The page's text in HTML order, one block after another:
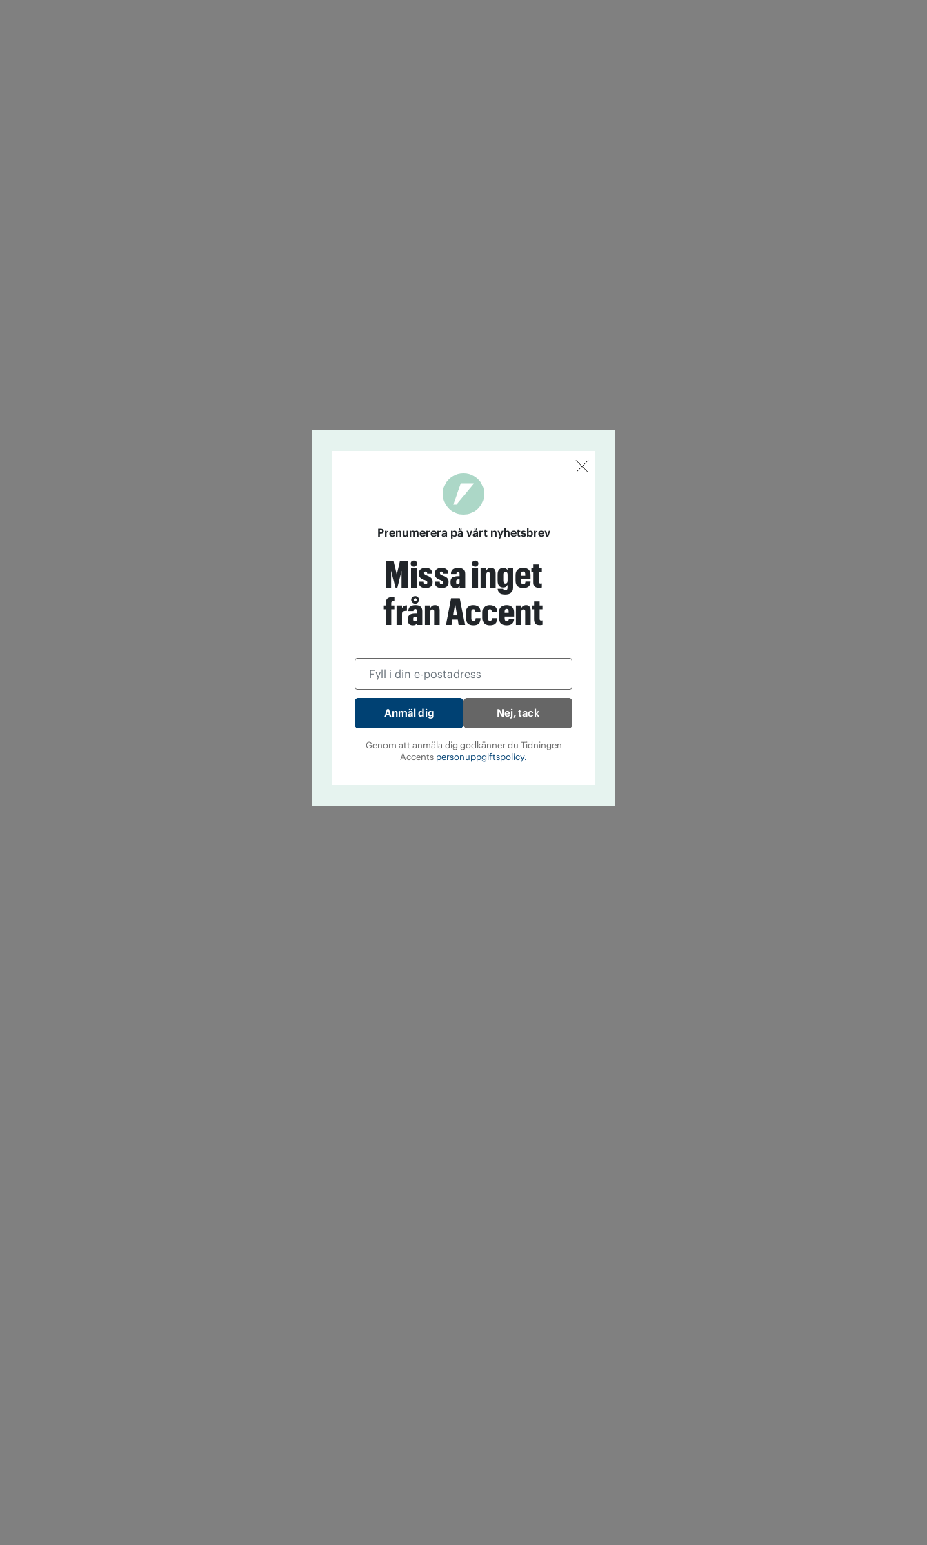
Prenumerera på vårt nyhetsbrev
Missa inget
från Accent
Nej, tack
Genom att anmäla dig godkänner du Tidningen
Accents personuppgiftspolicy.